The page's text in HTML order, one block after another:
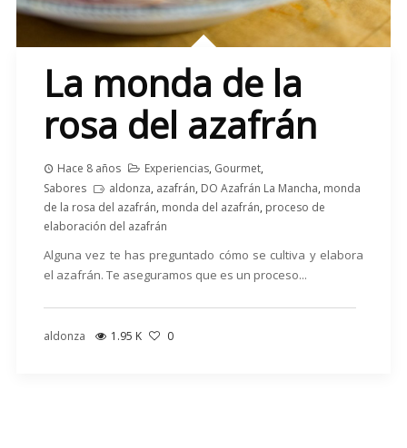
La monda de la
rosa del azafrán
Hace 8 años Experiencias, Gourmet,
Sabores
aldonza, azafrán, DO Azafrán La Mancha, monda
de la rosa del azafrán, monda del azafrán, proceso de
elaboración del azafrán
Alguna vez te has preguntado cómo se cultiva y elabora
el azafrán. Te aseguramos que es un proceso...
aldonza 1.95 K 0